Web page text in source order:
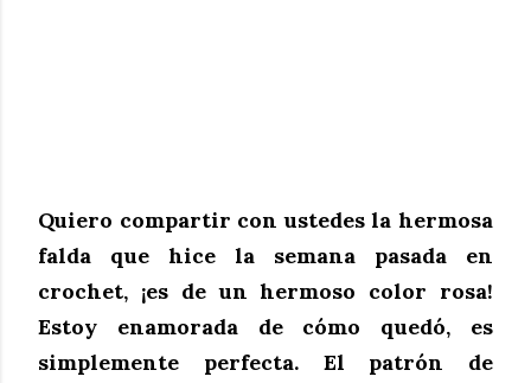
Quiero compartir con ustedes la hermosa
falda que hice la semana pasada en
crochet, ¡es de un hermoso color rosa!
Estoy enamorada de cómo quedó, es
simplemente perfecta. El patrón de